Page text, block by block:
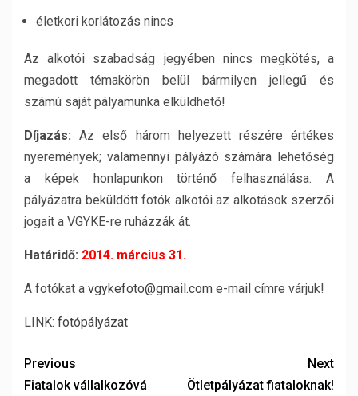
életkori korlátozás nincs
Az alkotói szabadság jegyében nincs megkötés, a
megadott témakörön belül bármilyen jellegű és
számú saját pályamunka elküldhető!
Díjazás:Az első három helyezett részére értékes
nyeremények; valamennyi pályázó számára lehetőség
a képek honlapunkon történő felhasználása. A
pályázatra beküldött fotók alkotói az alkotások szerzői
jogait a VGYKE-re ruházzák át.
Határidő: 2014. március 31.
A fotókat a vgykefoto@gmail.com e-mail címre várjuk!
LINK: fotópályázat
Previous
Fiatalok vállalkozóvá
Next
Ötletpályázat fiataloknak!